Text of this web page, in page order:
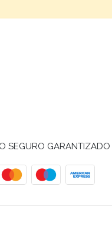
SEGURO GARANTIZADO